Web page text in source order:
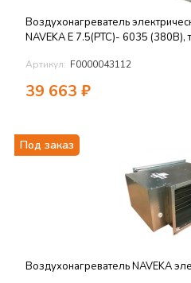
Воздухонагреватель
NAVEKA E 7.5(PTC)- 6035 (380В),
Артикул: F0000043112
39 663 ₽
Под заказ
Воздухонагреватель NAVEKA